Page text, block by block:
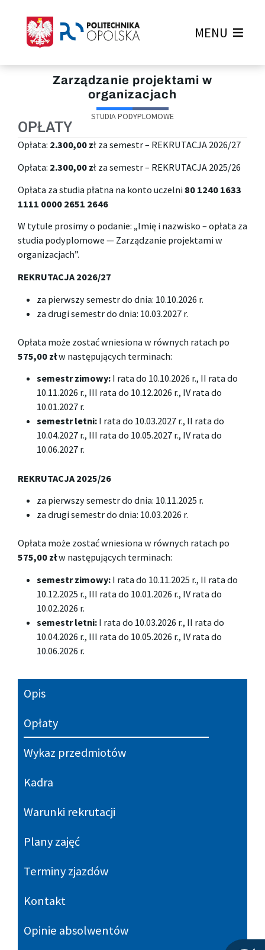
MENU
Zarządzanie projektami w
organizacjach
STUDIA PODYPLOMOWE
OPŁATY
Opłata: 2.300,00 zł za semestr – REKRUTACJA 2026/27
Opłata: 2.300,00 zł za semestr – REKRUTACJA 2025/26
Opłata za studia płatna na konto uczelni 80 1240 1633
1111 0000 2651 2646
W tytule prosimy o podanie: „Imię i nazwisko – opłata za
studia podyplomowe — Zarządzanie projektami w
organizacjach”.
REKRUTACJA 2026/27
za pierwszy semestr do dnia: 10.10.2026 r.
za drugi semestr do dnia: 10.03.2027 r.
Opłata może zostać wniesiona w równych ratach po
575,00 złw następujących terminach:
semestr zimowy: I rata do 10.10.2026 r., II rata do
10.11.2026 r., III rata do 10.12.2026 r., IV rata do
10.01.2027 r.
semestr letni: I rata do 10.03.2027 r., II rata do
10.04.2027 r., III rata do 10.05.2027 r., IV rata do
10.06.2027 r.
REKRUTACJA 2025/26
za pierwszy semestr do dnia: 10.11.2025 r.
za drugi semestr do dnia: 10.03.2026 r.
Opłata może zostać wniesiona w równych ratach po
575,00 złw następujących terminach:
semestr zimowy: I rata do 10.11.2025 r., II rata do
10.12.2025 r., III rata do 10.01.2026 r., IV rata do
10.02.2026 r.
semestr letni: I rata do 10.03.2026 r., II rata do
10.04.2026 r., III rata do 10.05.2026 r., IV rata do
10.06.2026 r.
Opis
Opłaty
Wykaz przedmiotów
Kadra
Warunki rekrutacji
Plany zajęć
Terminy zjazdów
Kontakt
Opinie absolwentów